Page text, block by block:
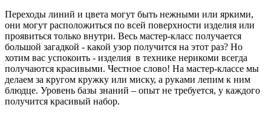
Переходы линий и цвета могут быть нежными или яркими,
они могут расположиться по всей поверхности изделия или
проявиться только внутри. Весь мастер-класс получается
большой загадкой - какой узор получится на этот раз? Но
хотим вас успокоить - изделия в технике нерикоми всегда
получаются красивыми. Честное слово! На мастер-классе мы
делаем за кругом кружку или миску, а руками лепим к ним
блюдце. Уровень базы знаний – опыт не требуется, у каждого
получится красивый набор.